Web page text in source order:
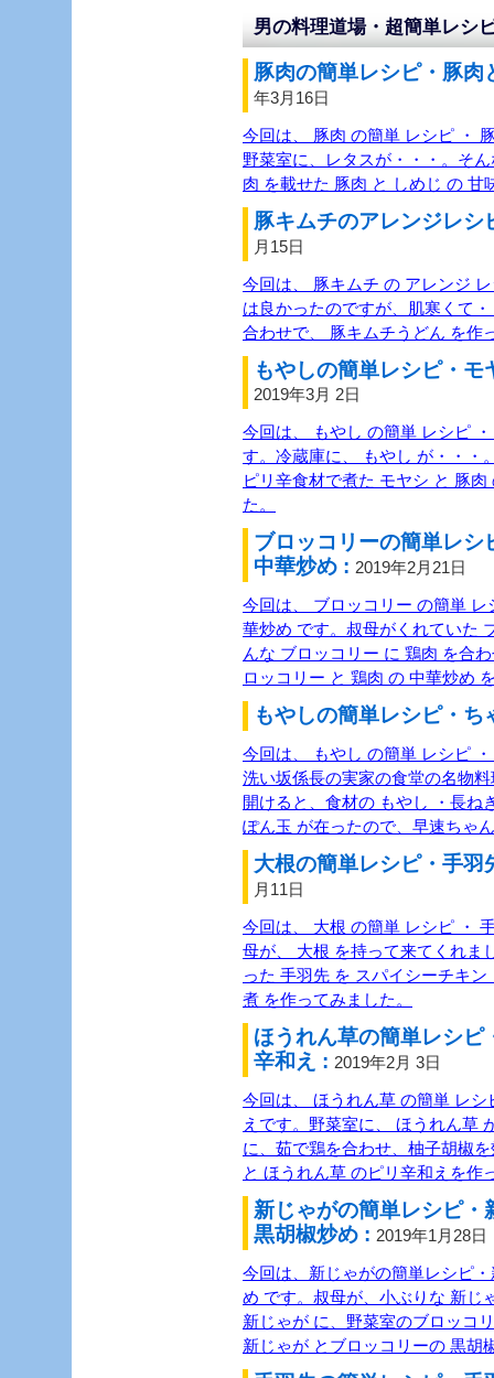
男の料理道場・超簡単レシ
豚肉の簡単レシピ・豚
年3月16日
今回は、 豚肉 の簡単 レシピ ・
野菜室に、レタスが・・・。そ
肉 を載せた 豚肉 と しめじ の 甘
豚キムチのアレンジレ
月15日
今回は、 豚キムチ の アレンジ
は良かったのですが、肌寒くて
合わせで、 豚キムチうどん を作
もやしの簡単レシピ・
2019年3月 2日
今回は、 もやし の簡単 レシピ
す。冷蔵庫に、 もやし が・・・
ピリ辛食材で煮た モヤシ と 豚
た。
ブロッコリーの簡単レシ
中華炒め : 2019年2月21日
今回は、 ブロッコリー の簡単
華炒め です。叔母がくれていた
んな ブロッコリー に 鶏肉 を合
ロッコリー と 鶏肉 の 中華炒め
もやしの簡単レシピ・
今回は、 もやし の簡単 レシピ
洗い坂係長の実家の食堂の名物
開けると、食材の もやし ・長ね
ぽん玉 が在ったので、早速ちゃ
大根の簡単レシピ・手
月11日
今回は、 大根 の簡単 レシピ ・
母が、 大根 を持って来てくれま
った 手羽先 を スパイシーチキ
煮 を作ってみました。
ほうれん草の簡単レシピ
辛和え : 2019年2月 3日
今回は、 ほうれん草 の簡単 レ
えです。野菜室に、 ほうれん草
に、茹で鶏を合わせ、柚子胡椒
と ほうれん草 のピリ辛和えを作
新じゃがの簡単レシピ・
黒胡椒炒め : 2019年1月28日
今回は、新じゃがの簡単レシピ
め です。叔母が、小ぶりな 新じ
新じゃが に、野菜室のブロッコ
新じゃが とブロッコリーの 黒胡